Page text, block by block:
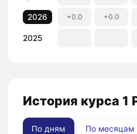
2026 +0.0 +0.0
2025
История курса 1
По дням По месяцам